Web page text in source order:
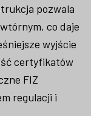
pozwala
co daje
wyjście
certyfikatów
FIZ
regulacji i